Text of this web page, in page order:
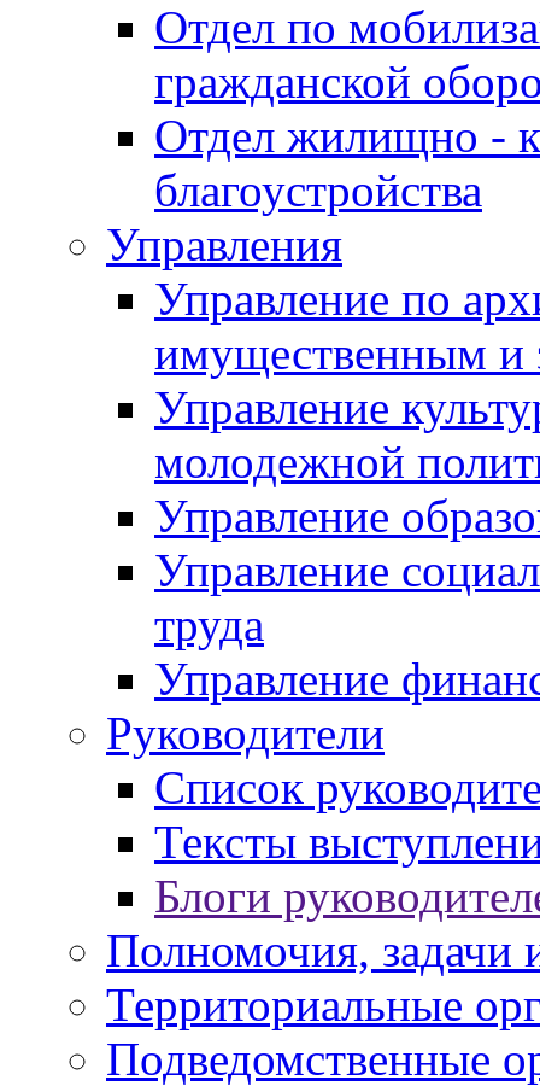
Отдел по
гражданской
Отдел жилищно -
благоустройства
Управления
Управление по
имущественным и
Управление
молодежной
Управление
Управление
труда
Управление
Руководители
Список
Тексты
Блоги
Полномочия, задачи
Территориальные
Подведомственные